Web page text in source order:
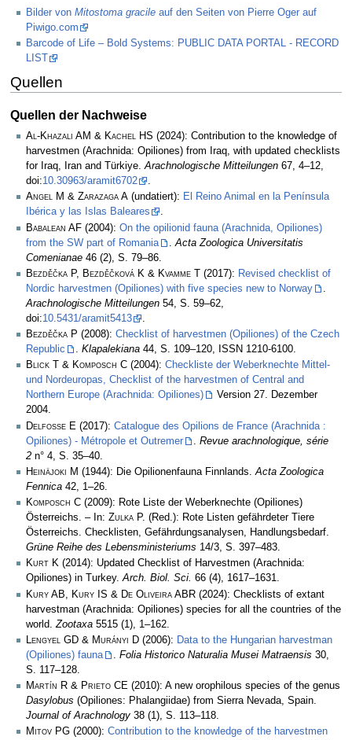
Bilder von Mitostoma gracile auf den Seiten von Pierre Oger auf
Piwigo.com
Barcode of Life – Bold Systems: PUBLIC DATA PORTAL - RECORD
LIST
Quellen
Quellen der Nachweise
Al-Khazali AM & Kachel HS (2024): Contribution to the knowledge of
harvestmen (Arachnida: Opiliones) from Iraq, with updated checklists
for Iraq, Iran and Türkiye.Arachnologische Mitteilungen 67, 4–12,
doi:10.30963/aramit6702
.
Angel M & Zarazaga A (undatiert): El Reino Animal en la Península
Ibérica y las Islas Baleares
.
Babalean AF (2004): On the opilionid fauna (Arachnida, Opiliones)
from the SW part of Romania
Acta Zoologica Universitatis
Comenianae 46 (2), S. 79–86.
Bezděčka P, Bezděčková K & Kvamme T (2017): Revised checklist of
Nordic harvestmen (Opiliones) with five species new to Norway
.
Arachnologische Mitteilungen 54, S. 59–62,
doi:10.5431/aramit5413
.
Bezděčka P (2008): Checklist of harvestmen (Opiliones) of the Czech
Republic
. Klapalekiana 44, S. 109–120, ISSN 1210-6100.
Blick T & Komposch C (2004): Checkliste der Weberknechte Mittel-
und Nordeuropas, Checklist of the harvestmen of Central and
Northern Europe (Arachnida: Opiliones)
Version 27. Dezember
2004.
Delfosse E (2017): Catalogue des Opilions de France (Arachnida :
Opiliones) - Métropole et Outremer
Revue arachnologique, série
2 n° 4, S. 35–40.
Heinäjoki M (1944): Die Opilionenfauna Finnlands.Acta Zoologica
Fennica 42, 1–26.
Komposch C (2009): Rote Liste der Weberknechte (Opiliones)
Österreichs. – In: Zulka P. (Red.): Rote Listen gefährdeter Tiere
Österreichs. Checklisten, Gefährdungsanalysen, Handlungsbedarf.
Grüne Reihe des Lebensministeriums 14/3, S. 397–483.
Kurt K (2014): Updated Checklist of Harvestmen (Arachnida:
Opiliones) in Turkey.Arch. Biol. Sci. 66 (4), 1617–1631.
Kury AB, Kury IS & De Oliveira ABR (2024): Checklists of extant
harvestman (Arachnida: Opiliones) species for all the countries of the
world. Zootaxa 5515 (1), 1–162.
Lengyel GD & Murányi D (2006): Data to the Hungarian harvestman
(Opiliones) fauna
. Folia Historico Naturalia Musei Matraensis 30,
S. 117–128.
Martín R & Prieto CE (2010): A new orophilous species of the genus
Dasylobus (Opiliones: Phalangiidae) from Sierra Nevada, Spain.
Journal of Arachnology 38 (1), S. 113–118.
Mitov PG (2000): Contribution to the knowledge of the harvestmen